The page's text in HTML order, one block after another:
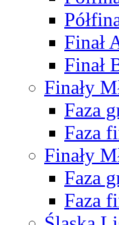
Finał
Finał
Finały
Faza
Faza
Finały
Faza
Faza